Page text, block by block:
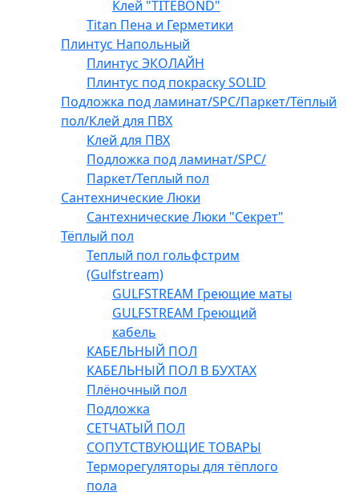
Клей "TITEBOND"
Titan Пена и Герметики
Плинтус Напольный
Плинтус ЭКОЛАЙН
Плинтус под покраску SOLID
Подложка под ламинат/SPC/Паркет/Тёплый
пол/Клей для ПВХ
Клей для ПВХ
Подложка под ламинат/SPC/
Паркет/Теплый пол
Сантехнические Люки
Сантехнические Люки "Секрет"
Тёплый пол
Теплый пол гольфстрим
(Gulfstream)
GULFSTREAM Греющие маты
GULFSTREAM Греющий
кабель
КАБЕЛЬНЫЙ ПОЛ
КАБЕЛЬНЫЙ ПОЛ В БУХТАХ
Плёночный пол
Подложка
СЕТЧАТЫЙ ПОЛ
СОПУТСТВУЮЩИЕ ТОВАРЫ
Терморегуляторы для тёплого
пола